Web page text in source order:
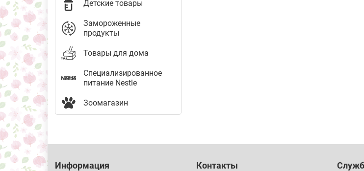
Детские товары
Замороженные
продукты
Товары для дома
Специализированное
питание Nestle
Зоомагазин
Информация Контакты